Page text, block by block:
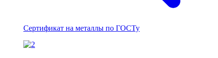
Сертификат на металлы по ГОСТу